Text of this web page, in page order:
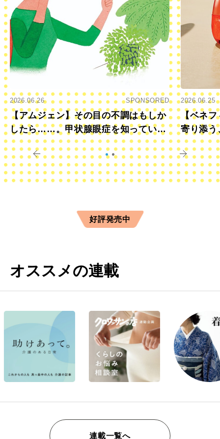
2026.06.26 SPONSORED
【アムジェン】その目の不調はもしか
したら……。甲状腺眼症を知っていま
すか？
2026.06.25
【ベネフ
寄り添う
きに
好評発売中
オススメの連載
連載一覧へ